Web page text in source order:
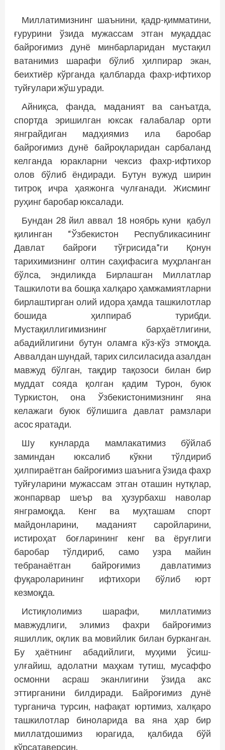
Миллатимизнинг шаънини, қадр-қимматини,
ғурурини ўзида мужассам этган муқаддас
байроғимиз дунё минбарларидан мустақил
ватанимиз шарафи бўлиб ҳилпирар экан,
беихтиёр кўрганда қалбларда фахр-ифтихор
туй­ғулари жўш уради.
Айниқса, фанда, маданият ва санъатда,
спортда эришилган юксак ғалабалар орти
янграйдиган мадҳиямиз ила баробар
байроғимиз дунё байроқларидан сарбаланд
келганда юракларни чексиз фахр-ифтихор
олов бўлиб ёндиради. Бутун вужуд ширин
титроқ ичра ҳаяжонга чулғанади. Жисминг
руҳинг баробар юксалади.
Бундан 28 йил аввал 18 ноябрь куни қабул
қилинган “Ўзбекистон Республикасининг
Давлат байроғи тўғрисида”ги Қонун
тарихимизнинг олтин саҳифасига муҳрланган
бўлса, эндиликда Бирлашган Миллатлар
Ташкилоти ва бошқа халқаро ҳамжамиятларни
бирлаштирган олий идора ҳамда ташкилотлар
бошида ҳилпираб турибди.
Мустақиллигимизнинг барҳаётлигини,
абадийлигини бутун оламга кўз-кўз этмоқда.
Аввалдан шундай, тарих силсиласида азалдан
мавжуд бўлган, тақдир тақозоси билан бир
муддат сояда қолган қадим Турон, буюк
Туркистон, она Ўзбекистонимизнинг яна
келажаги буюк бўлишига давлат рамз­лари
асос яратади.
Шу кунларда мамлакатимиз бўйлаб
заминдан юксалиб кўкни тўлдириб
ҳилпираётган байроғимиз шаънига ўзида фахр
туйғуларини мужассам этган оташин нутқлар,
жонпарвар шеър ва ҳузурбахш наволар
янграмоқда. Кенг ва муҳташам спорт
майдонларини, маданият саройларини,
истироҳат боғларининг кенг ва ёруғлиги
баробар тўлдириб, само узра майин
тебранаётган байроғимиз давлатимиз
фуқароларининг ифтихори бўлиб юрт
кезмоқда.
Истиқлолимиз шарафи, миллатимиз
мавжудлиги, элимиз фахри байроғимиз
яшиллик, оқлик ва мовийлик билан бурканган.
Бу ҳаётнинг абадийлиги, муҳими ўсиш-
улғайиш, адолатни маҳкам тутиш, мусаффо
осмонни асраш эканлигини ўзида акс
эттирганини билдиради. Байроғимиз дунё
турганича турсин, нафақат юртимиз, халқаро
ташкилотлар биноларида ва яна ҳар бир
миллатдошимиз юрагида, қалбида бўй
кўрсатаверсин.